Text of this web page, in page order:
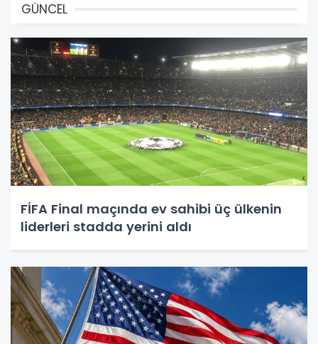
GÜNCEL
FİFA Final maçında ev sahibi üç ülkenin
liderleri stadda yerini aldı